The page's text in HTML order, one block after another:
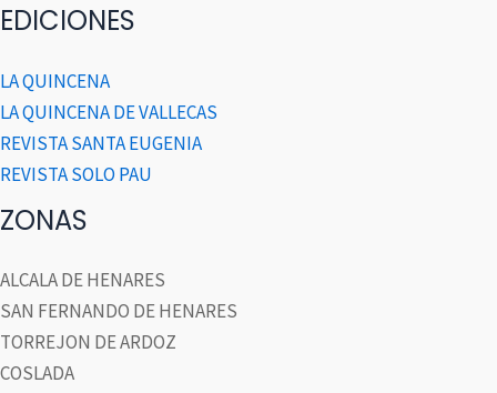
EDICIONES
LA QUINCENA
LA QUINCENA DE VALLECAS
REVISTA SANTA EUGENIA
REVISTA SOLO PAU
ZONAS
ALCALA DE HENARES
SAN FERNANDO DE HENARES
TORREJON DE ARDOZ
COSLADA